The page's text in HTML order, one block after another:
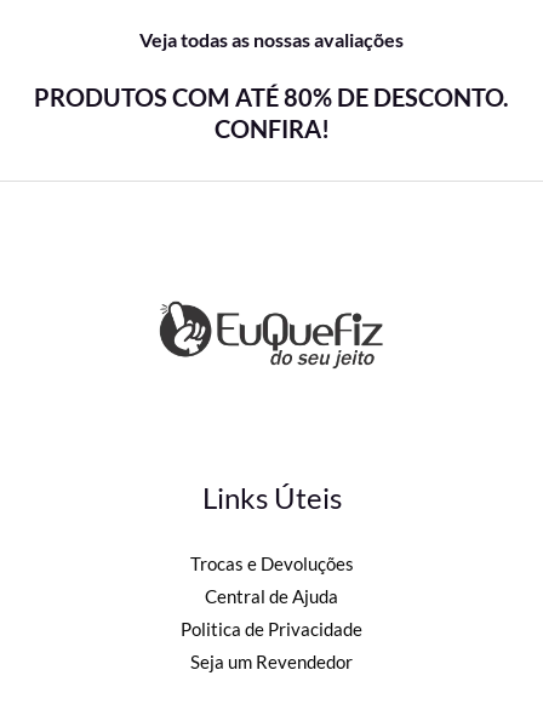
Veja todas as nossas avaliações
PRODUTOS COM ATÉ 80% DE DESCONTO.
CONFIRA!
Links Úteis
Trocas e Devoluções
Central de Ajuda
Politica de Privacidade
Seja um Revendedor